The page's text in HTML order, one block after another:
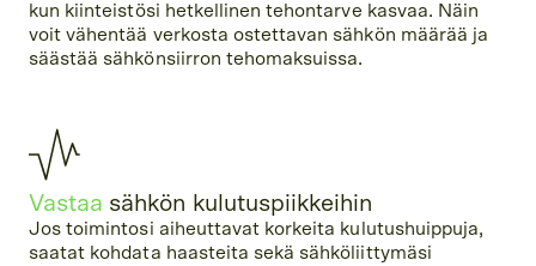
kun kiinteistösi hetkellinen tehontarve kasvaa. Näin
voit vähentää verkosta ostettavan sähkön määrää ja
säästää sähkönsiirron tehomaksuissa.
Vastaa sähkön kulutuspiikkeihin
Jos toimintosi aiheuttavat korkeita kulutushuippuja,
saatat kohdata haasteita sekä sähköliittymäsi